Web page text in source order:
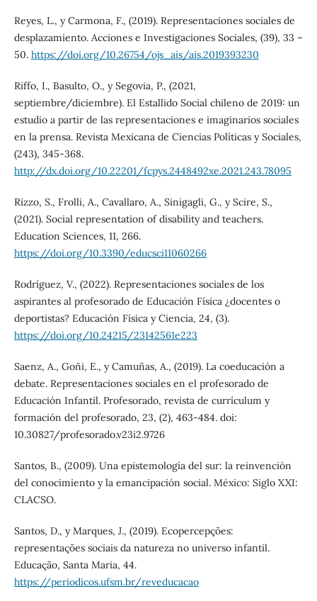
Reyes, L., y Carmona, F., (2019). Representaciones sociales de
desplazamiento. Acciones e Investigaciones Sociales, (39), 33 –
50. https://doi.org/10.26754/ojs_ais/ais.2019393230
Riffo, I., Basulto, O., y Segovia, P., (2021,
septiembre/diciembre). El Estallido Social chileno de 2019: un
estudio a partir de las representaciones e imaginarios sociales
en la prensa. Revista Mexicana de Ciencias Políticas y Sociales,
(243), 345-368.
http://dx.doi.org/10.22201/fcpys.2448492xe.2021.243.78095
Rizzo, S., Frolli, A., Cavallaro, A., Sinigagli, G., y Scire, S.,
(2021). Social representation of disability and teachers.
Education Sciences, 11, 266.
https://doi.org/10.3390/educsci11060266
Rodríguez, V., (2022). Representaciones sociales de los
aspirantes al profesorado de Educación Física ¿docentes o
deportistas? Educación Física y Ciencia, 24, (3).
https://doi.org/10.24215/23142561e223
Saenz, A., Goñi, E., y Camuñas, A., (2019). La coeducación a
debate. Representaciones sociales en el profesorado de
Educación Infantil. Profesorado, revista de currículum y
formación del profesorado, 23, (2), 463-484. doi:
10.30827/profesorado.v23i2.9726
Santos, B., (2009). Una epistemología del sur: la reinvención
del conocimiento y la emancipación social. México: Siglo XXI:
CLACSO.
Santos, D., y Marques, J., (2019). Ecopercepções:
representações sociais da natureza no universo infantil.
Educação, Santa Maria, 44.
https://periodicos.ufsm.br/reveducacao